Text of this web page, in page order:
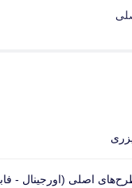
اصلی (اورجینال -